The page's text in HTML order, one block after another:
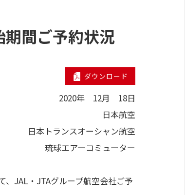
間ご予約状況
ダウンロード
2020年 12月 18日
日本航空
日本トランスオーシャン航空
琉球エアーコミューター
、JAL・JTAグループ航空会社ご予